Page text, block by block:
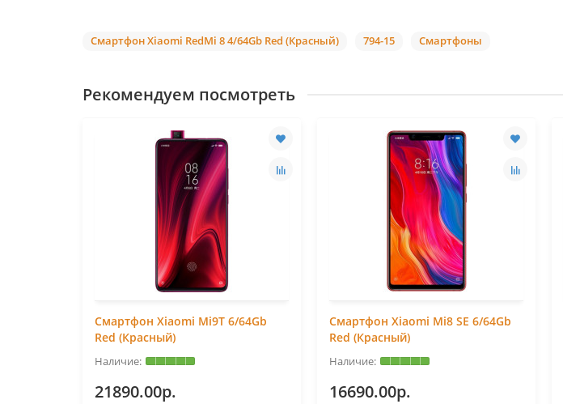
Смартфон Xiaomi RedMi 8 4/64Gb Red (Красный) 794-15 Смартфоны
Рекомендуем посмотреть
Смартфон Xiaomi Mi9T 6/64Gb
Red (Красный)
21890.00р.
Смартфон Xiaomi Mi8 SE 6/64Gb
Red (Красный)
16690.00р.